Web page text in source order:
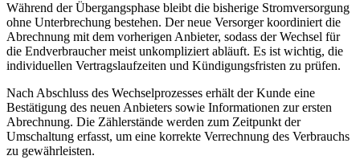
Während der Übergangsphase bleibt die bisherige Stromversorgung
ohne Unterbrechung bestehen. Der neue Versorger koordiniert die
Abrechnung mit dem vorherigen Anbieter, sodass der Wechsel für
die Endverbraucher meist unkompliziert abläuft. Es ist wichtig, die
individuellen Vertragslaufzeiten und Kündigungsfristen zu prüfen.
Nach Abschluss des Wechselprozesses erhält der Kunde eine
Bestätigung des neuen Anbieters sowie Informationen zur ersten
Abrechnung. Die Zählerstände werden zum Zeitpunkt der
Umschaltung erfasst, um eine korrekte Verrechnung des Verbrauchs
zu gewährleisten.